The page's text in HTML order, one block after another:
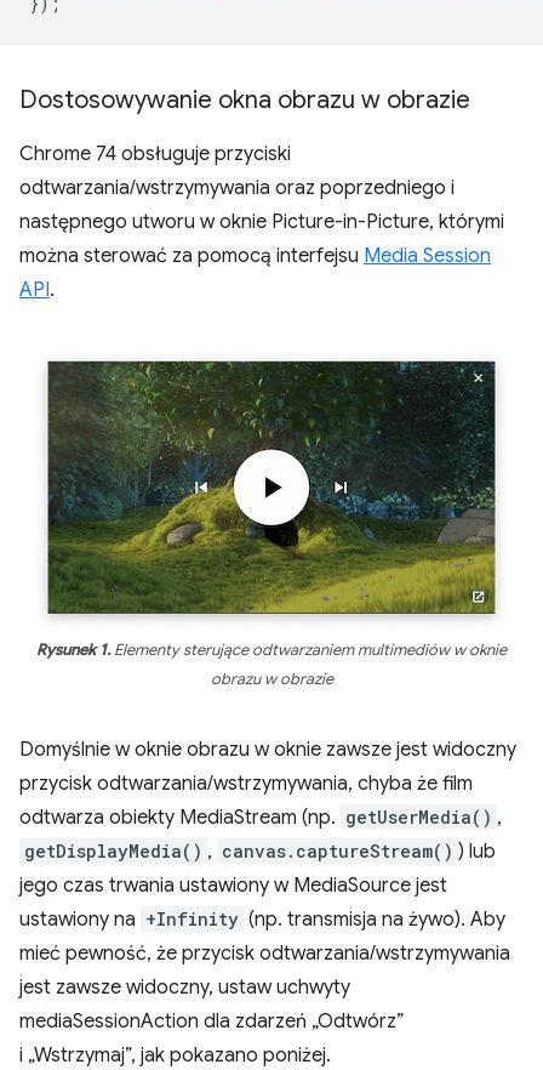
Dostosowywanie okna obrazu w obrazie
Chrome 74 obsługuje przyciski
odtwarzania/wstrzymywania oraz poprzedniego i
następnego utworu w oknie Picture-in-Picture, którymi
można sterować za pomocą interfejsu Media Session
API.
Rysunek 1.Elementy sterujące odtwarzaniem multimediów w oknie
obrazu w obrazie
Domyślnie w oknie obrazu w oknie zawsze jest widoczny
przycisk odtwarzania/wstrzymywania, chyba że film
odtwarza obiekty MediaStream (np. getUserMedia() ,
getDisplayMedia() , canvas.captureStream() ) lub
jego czas trwania ustawiony w MediaSource jest
ustawiony na +Infinity (np. transmisja na żywo). Aby
mieć pewność, że przycisk odtwarzania/wstrzymywania
jest zawsze widoczny, ustaw uchwyty
mediaSessionAction dla zdarzeń „Odtwórz”
i „Wstrzymaj”, jak pokazano poniżej.